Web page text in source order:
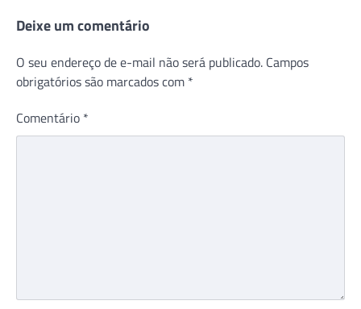
Deixe um comentário
O seu endereço de e-mail não será publicado. Campos
obrigatórios são marcados com *
Comentário *